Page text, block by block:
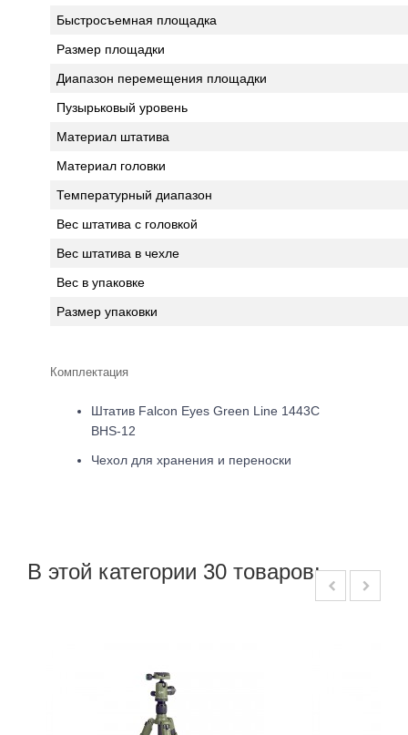
Быстросъемная площадка
Размер площадки
Диапазон перемещения площадки
Пузырьковый уровень
Материал штатива
Материал головки
Температурный диапазон
Вес штатива с головкой
Вес штатива в чехле
Вес в упаковке
Размер упаковки
Комплектация
Штатив Falcon Eyes Green Line 1443С
BHS-12
Чехол для хранения и переноски
В этой категории 30 товаров: